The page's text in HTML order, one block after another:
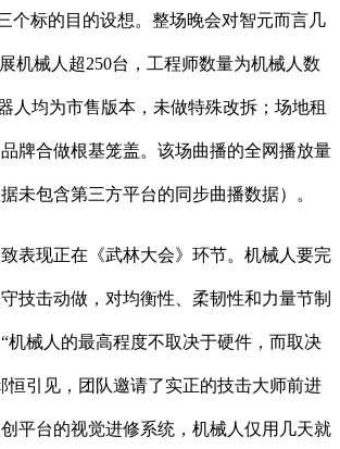
个标的目的设想。整场晚会对智元而言几
机械人超250台，工程师数量为机械人数
人均为市售版本，未做特殊改拆；场地租
牌合做根基笼盖。该场曲播的全网播放量
未包含第三方平台的同步曲播数据）。
现正在《武林大会》环节。机械人要完
技击动做，对均衡性、柔韧性和力量节制
机械人的最高程度不取决于硬件，而取决
恒引见，团队邀请了实正的技击大师前进
平台的视觉进修系统，机械人仅用几天就